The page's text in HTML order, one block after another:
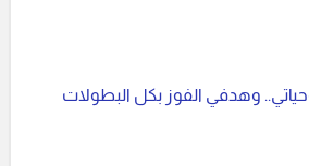
وحياتي.. وهدفي الفوز بكل البطولات